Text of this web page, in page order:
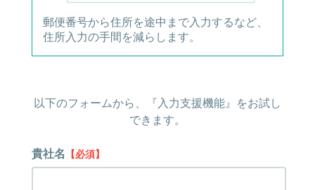
郵便番号から住所を途中まで入力するなど、
住所入力の手間を減らします。
以下のフォームから、『入力支援機能』をお試し
できます。
貴社名 【必須】